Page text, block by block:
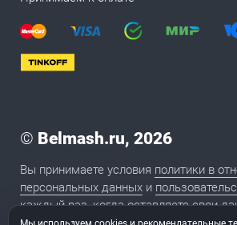
© Belmash.ru, 2026
Вы принимаете условия политики в
персональных данных и
каждый раз, когда оставляете свои